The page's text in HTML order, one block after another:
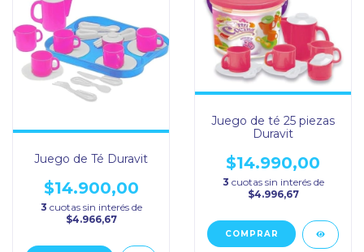
Juego de Té Duravit
$14.900,00
3 cuotas sin interés de
$4.966,67
Juego de té 25 piezas
Duravit
$14.990,00
3 cuotas sin interés de
$4.996,67